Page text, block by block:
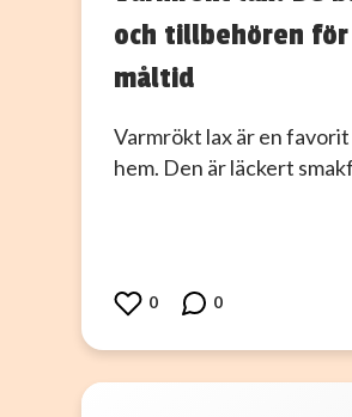
och tillbehören
måltid
Varmrökt lax är en favorit
hem. Den är läckert
0 0